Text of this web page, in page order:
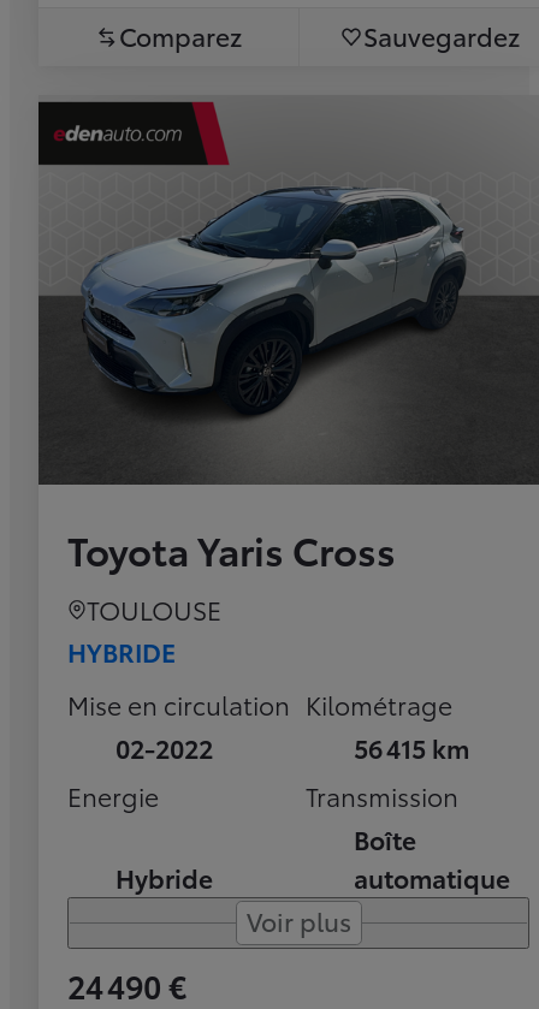
Comparez Sauvegardez
Toyota Yaris Cross
TOULOUSE
HYBRIDE
Mise en circulation
02-2022
Kilométrage
56 415 km
Energie
Hybride
Transmission
Boîte
automatique
Voir plus
24 490 €